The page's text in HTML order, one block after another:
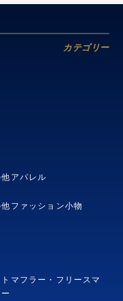
カテゴリー
他アパレル
他ファッション小物
トマフラー・フリースマ